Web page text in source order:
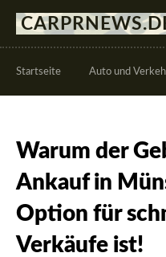
Startseite Auto und
Warum der
Ankauf in
Option für
Verkäufe ist!